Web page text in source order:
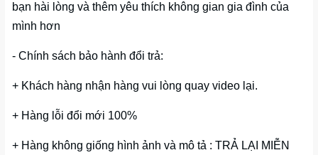
bạn hài lòng và thêm yêu thích không gian gia đình của
mình hơn
- Chính sách bảo hành đổi trả:
+ Khách hàng nhận hàng vui lòng quay video lại.
+ Hàng lỗi đổi mới 100%
+ Hàng không giống hình ảnh và mô tả : TRẢ LẠI MIỄN